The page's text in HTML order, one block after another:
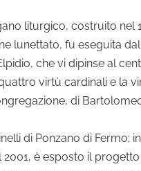
liturgico, costruito nel
lunettato, fu eseguita
che vi dipinse al
virtù cardinali e la
di
di Ponzano di
è esposto il